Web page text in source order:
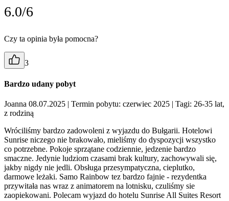
6.0/6
Czy ta opinia była pomocna?
3
Bardzo udany pobyt
Joanna 08.07.2025 | Termin pobytu: czerwiec 2025 | Tagi: 26-35 lat,
z rodziną
Wróciliśmy bardzo zadowoleni z wyjazdu do Bułgarii. Hotelowi
Sunrise niczego nie brakowało, mieliśmy do dyspozycji wszystko
co potrzebne. Pokoje sprzątane codziennie, jedzenie bardzo
smaczne. Jedynie ludziom czasami brak kultury, zachowywali się,
jakby nigdy nie jedli. Obsługa przesympatyczna, cieplutko,
darmowe leżaki. Samo Rainbow tez bardzo fajnie - rezydentka
przywitała nas wraz z animatorem na lotnisku, czuliśmy sie
zaopiekowani. Polecam wyjazd do hotelu Sunrise All Suites Resort